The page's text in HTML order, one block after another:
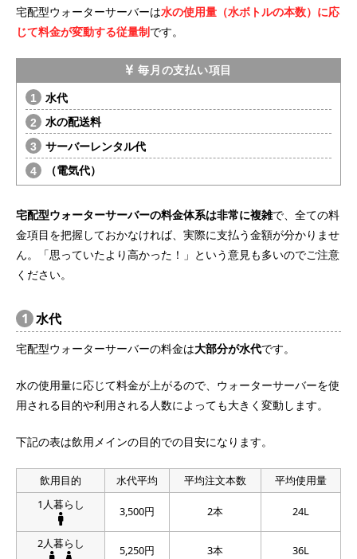
宅配型ウォーターサーバーは水の使用量（水ボトルの本数）に応
じて料金が変動する従量制です。
毎月の支払い項目
水代
水の配送料
サーバーレンタル代
（電気代）
宅配型ウォーターサーバーの料金体系は非常に複雑で、全ての料
金項目を把握しておかなければ、実際に支払う金額が分かりませ
ん。「思っていたより高かった！」という意見も多いのでご注意
ください。
1 水代
宅配型ウォーターサーバーの料金は大部分が水代です。
水の使用量に応じて料金が上がるので、ウォーターサーバーを使
用される目的や利用される人数によっても大きく変動します。
下記の表は飲用メインの目的での目安になります。
飲用目的 水代平均 平均注文本数
平均使用量
1人暮らし
3,500円 2本 24L
2人暮らし 5,250円 3本 36L